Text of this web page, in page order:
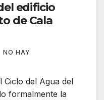
edificio
de Cala
NO HAY
Ciclo del Agua del
formalmente la